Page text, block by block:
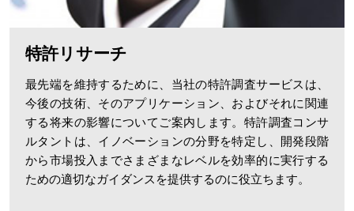
特許リサーチ
最先端を維持するために、当社の特許調査サービスは、
今後の技術、そのアプリケーション、およびそれに関連
する将来の影響についてご案内します。特許調査コンサ
ルタントは、イノベーションの分野を特定し、開発段階
から市場投入までさまざまなレベルを効率的に実行する
ための適切なガイダンスを提供するのに役立ちます。